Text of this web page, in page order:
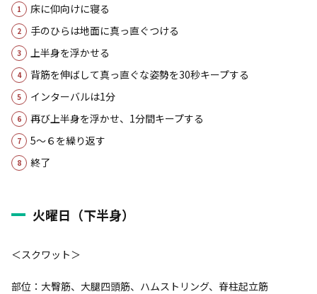
床に仰向けに寝る
手のひらは地面に真っ直ぐつける
上半身を浮かせる
背筋を伸ばして真っ直ぐな姿勢を30秒キープする
インターバルは1分
再び上半身を浮かせ、1分間キープする
5～６を繰り返す
終了
火曜日（下半身）
＜スクワット＞
部位：大臀筋、大腿四頭筋、ハムストリング、脊柱起立筋